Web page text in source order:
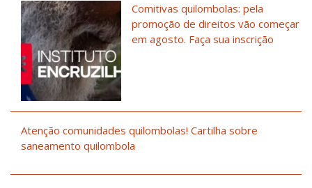
Comitivas quilombolas: pela
promoção de direitos vão começar
em agosto. Faça sua inscrição
Atenção comunidades quilombolas! Cartilha sobre
saneamento quilombola